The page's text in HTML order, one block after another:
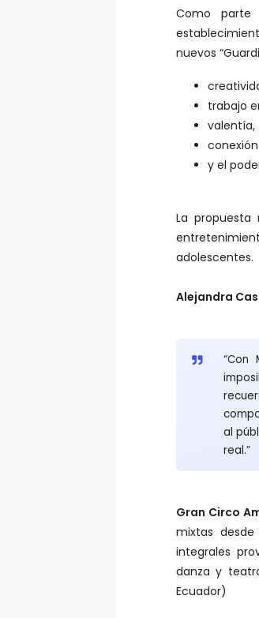
Como parte
nuevos
trabajo
valentía,
y el
La
adolescentes.
Alejandra
“Con
al
real.”
Gran Circo
mixtas
integrales
danza y
Ecuador)